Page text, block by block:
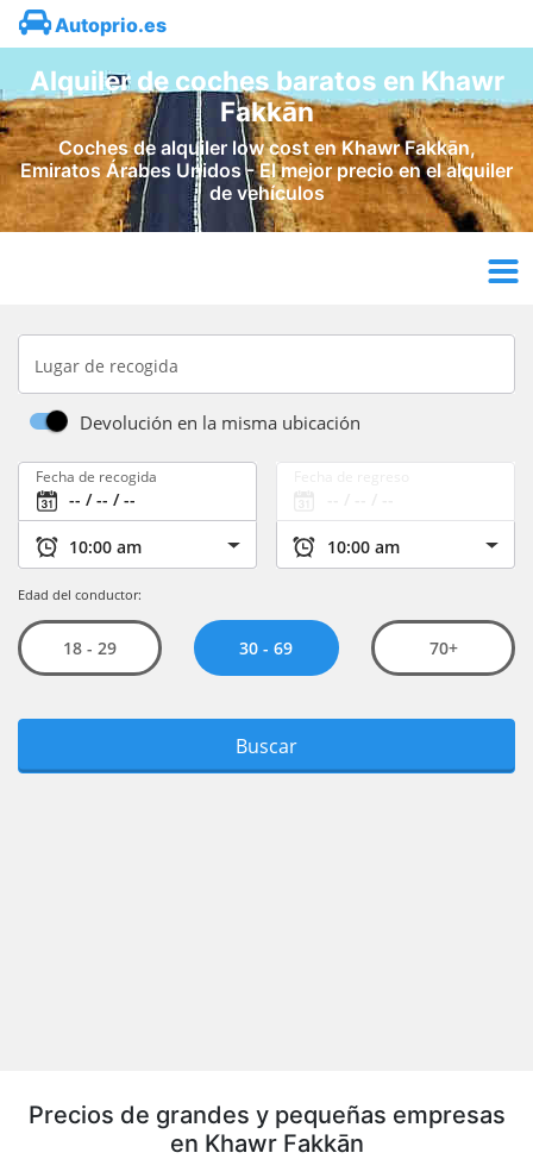
Autoprio.es
Alquiler de coches baratos en Khawr
Fakkān
Coches de alquiler low cost en Khawr Fakkān,
Emiratos Árabes Unidos - El mejor precio en el alquiler
de vehículos
Precios de grandes y pequeñas empresas
en Khawr Fakkān